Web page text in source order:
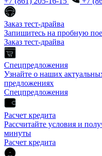
Заказ тест-драйва
Запишитесь на пробную
Заказ тест-драйва
Спецпредложения
Узнайте о наших
предложениях
Спецпредложения
Расчет кредита
Рассчитайте условия и
минуты
Расчет кредита